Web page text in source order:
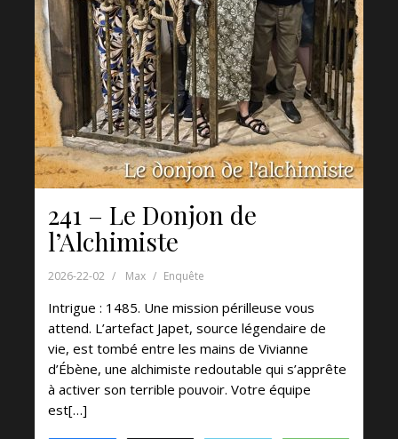
241 – Le Donjon de
l’Alchimiste
2026-22-02 Max Enquête
Intrigue : 1485. Une mission périlleuse vous
attend. L’artefact Japet, source légendaire de
vie, est tombé entre les mains de Vivianne
d’Ébène, une alchimiste redoutable qui s’apprête
à activer son terrible pouvoir. Votre équipe
est[…]